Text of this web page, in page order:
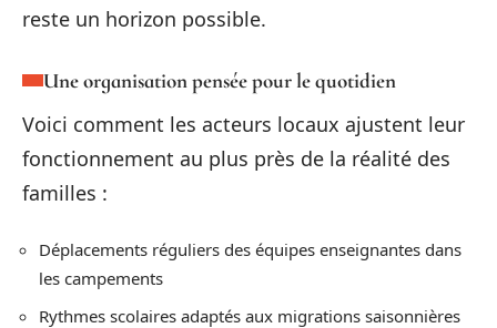
reste un horizon possible.
Une organisation pensée pour le quotidien
Voici comment les acteurs locaux ajustent leur
fonctionnement au plus près de la réalité des
familles :
Déplacements réguliers des équipes enseignantes dans
les campements
Rythmes scolaires adaptés aux migrations saisonnières